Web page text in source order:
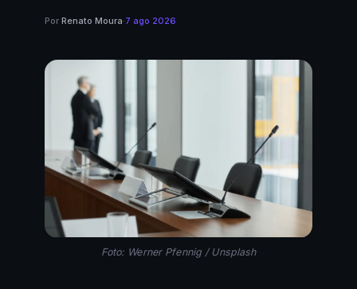
Por Renato Moura·7 ago 2026
Foto: Werner Pfennig / Unsplash